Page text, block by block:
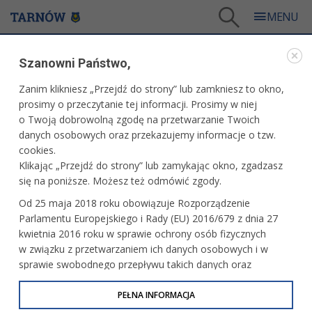
Maciej Gładysz wraca do walki w FIA Formule 3
WARTO PRZECZYTAĆ
MACIEJ GŁADYSZ WRACA DO WALKI W FIA
FORMULE 3
02.06.2026, 13:57 Redakcja tarnow.pl
Już w najbliższy weekend 18-letni Maciej Gładysz wystartuje
w drugiej rundzie, towarzyszących Formule 1, mistrzostw
FIA Formuły 3. Zmagania odbędą się na legendarnym torze
ulicznym w Monako.
Szanowni Państwo,
Zanim klikniesz „Przejdź do strony” lub zamkniesz to okno,
prosimy o przeczytanie tej informacji. Prosimy w niej
o Twoją dobrowolną zgodę na przetwarzanie Twoich
danych osobowych oraz przekazujemy informacje o tzw.
cookies.
Klikając „Przejdź do strony” lub zamykając okno, zgadzasz
się na poniższe. Możesz też odmówić zgody.
Od 25 maja 2018 roku obowiązuje Rozporządzenie
Parlamentu Europejskiego i Rady (EU) 2016/679 z dnia 27
kwietnia 2016 roku w sprawie ochrony osób fizycznych
w związku z przetwarzaniem ich danych osobowych i w
sprawie swobodnego przepływu takich danych oraz
uchylenia dyrektywy 95/46/WE (określane jako RODO, GDPR
lub Ogólne Rozporządzenie o Ochronie Danych
PEŁNA INFORMACJA